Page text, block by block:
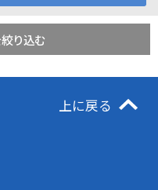
り込む
上に戻る